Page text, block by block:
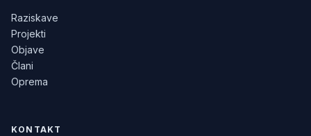
Raziskave
Projekti
Objave
Člani
Oprema
KONTAKT